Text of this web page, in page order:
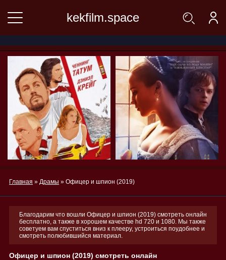
kekfilm.space
Главная » Драмы » Офицер и шпион (2019)
Благодарим что вошли Офицер и шпион (2019) смотреть онлайн
бесплатно, а также в хорошем качестве hd 720 и 1080. Мы также
советуем вам спуститься вниз к плееру, устроиться поудобнее и
смотреть полюбившийся материал.
Офицер и шпион (2019) смотреть онлайн